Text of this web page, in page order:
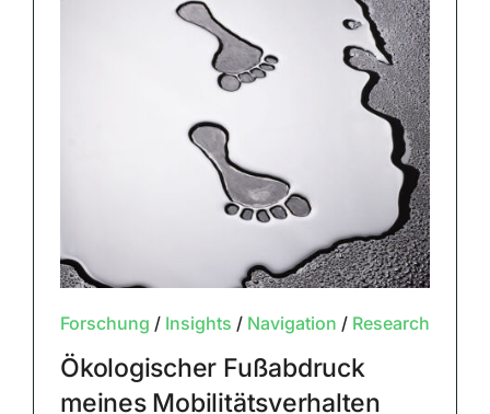
Forschung / Insights / Navigation / Research
Ökologischer Fußabdruck
meines Mobilitätsverhalten